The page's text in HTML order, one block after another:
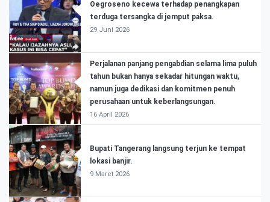
Oegroseno kecewa terhadap penangkapan
terduga tersangka di jemput paksa.
29 Juni 2026
Perjalanan panjang pengabdian selama lima puluh
tahun bukan hanya sekadar hitungan waktu,
namun juga dedikasi dan komitmen penuh
perusahaan untuk keberlangsungan.
16 April 2026
Bupati Tangerang langsung terjun ke tempat
lokasi banjir.
9 Maret 2026